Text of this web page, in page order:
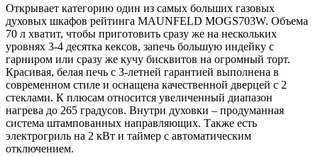
Открывает категорию один из самых больших газовых
духовых шкафов рейтинга MAUNFELD MOGS703W. Объема
70 л хватит, чтобы приготовить сразу же на нескольких
уровнях 3-4 десятка кексов, запечь большую индейку с
гарниром или сразу же кучу бисквитов на огромный торт.
Красивая, белая печь с 3-летней гарантией выполнена в
современном стиле и оснащена качественной дверцей с 2
стеклами. К плюсам относится увеличенный диапазон
нагрева до 265 градусов. Внутри духовки – продуманная
система штампованных направляющих. Также есть
электрогриль на 2 кВт и таймер с автоматическим
отключением.